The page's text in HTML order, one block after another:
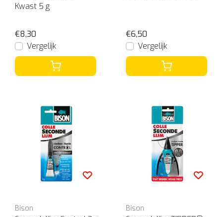
Kwast 5 g
€8,30
Vergelijk
€6,50
Vergelijk
Bison Bison